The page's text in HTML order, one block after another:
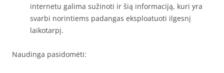
internetu galima sužinoti ir šią informaciją, kuri yra
svarbi norintiems padangas eksploatuoti ilgesnį
laikotarpį.
Naudinga pasidomėti: